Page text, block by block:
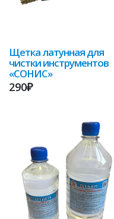
Щетка латунная для
чистки инструментов
«СОНИС»
290₽